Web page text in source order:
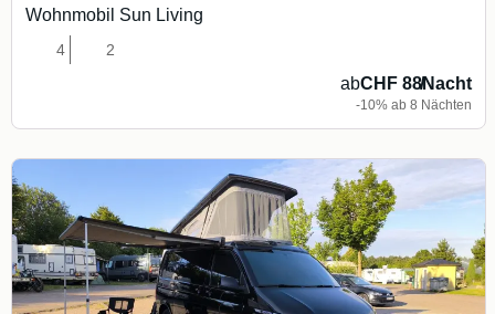
Wohnmobil Sun Living
4 2
abCHF 88/Nacht
-10% ab 8 Nächten